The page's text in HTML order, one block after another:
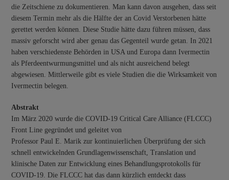
die Zeitschiene zu dokumentieren. Man kann davon ausgehen, dass seit
diesem Termin mehr als die Hälfte der an Covid Verstorbenen hätte
gerettet werden können. Diese Studie hätte dazu führen müssen, dass
massiv geforscht wird aber genau das Gegenteil wurde getan. In 2021
haben verschiedenste Behörden in USA und Europa dann Ivermectin
als Pferdeentwurmungsmittel und als nicht ausreichend belegt
abgewiesen. Mittlerweile gibt es viele Studien die die Wirksamkeit von
Ivermectin belegen.
Abstrakt
Im März 2020 wurde die COVID-19 Critical Care Alliance (FLCCC)
Front Line gegründet und geleitet von
Professor Paul E. Marik zur kontinuierlichen Überprüfung der sich
schnell entwickelnden Grundlagenwissenschaft, Translation und
klinische Daten zur Entwicklung eines Behandlungsprotokolls für
COVID-19. Die FLCCC hat das dann kürzlich entdeckt dass